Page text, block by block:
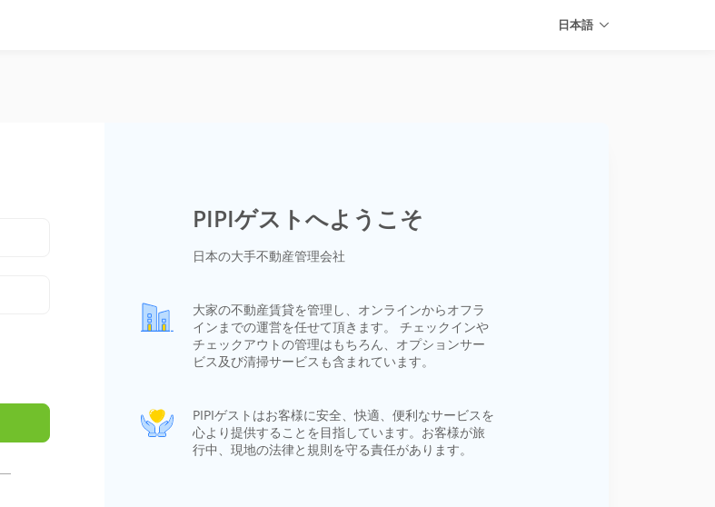
日本語
PIPIゲストへようこそ
日本の大手不動産管理会社
大家の不動産賃貸を管理し、オンラインからオフラ
インまでの運営を任せて頂きます。 チェックインや
チェックアウトの管理はもちろん、オプションサー
ビス及び清掃サービスも含まれています。
PIPIゲストはお客様に安全、快適、便利なサービスを
心より提供することを目指しています。お客様が旅
行中、現地の法律と規則を守る責任があります。